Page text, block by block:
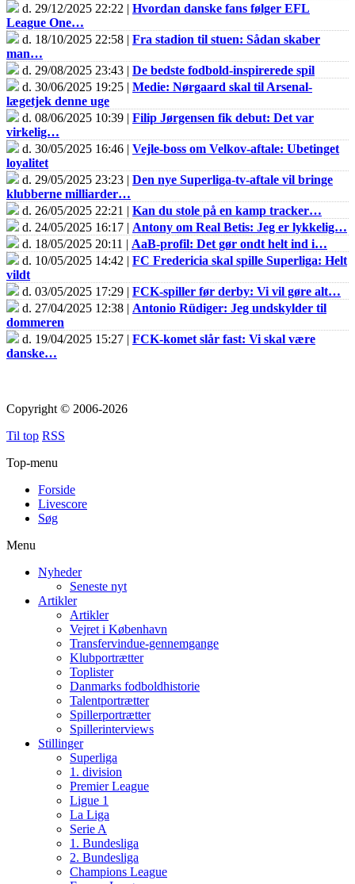
d. 29/12/2025 22:22 | Hvordan danske fans følger EFL
League One…
d. 18/10/2025 22:58 | Fra stadion til stuen: Sådan skaber
man…
d. 29/08/2025 23:43 | De bedste fodbold-inspirerede spil
d. 30/06/2025 19:25 | Medie: Nørgaard skal til Arsenal-
lægetjek denne uge
d. 08/06/2025 10:39 | Filip Jørgensen fik debut: Det var
virkelig…
d. 30/05/2025 16:46 | Vejle-boss om Velkov-aftale: Ubetinget
loyalitet
d. 29/05/2025 23:23 | Den nye Superliga-tv-aftale vil bringe
klubberne milliarder…
d. 26/05/2025 22:21 | Kan du stole på en kamp tracker…
d. 24/05/2025 16:17 | Antony om Real Betis: Jeg er lykkelig…
d. 18/05/2025 20:11 | AaB-profil: Det gør ondt helt ind i…
d. 10/05/2025 14:42 | FC Fredericia skal spille Superliga: Helt
vildt
d. 03/05/2025 17:29 | FCK-spiller før derby: Vi vil gøre alt…
d. 27/04/2025 12:38 | Antonio Rüdiger: Jeg undskylder til
dommeren
d. 19/04/2025 15:27 | FCK-komet slår fast: Vi skal være
danske…
Copyright © 2006-2026
Til top RSS
Top-menu
Forside
Livescore
Søg
Menu
Nyheder
Seneste nyt
Artikler
Artikler
Vejret i København
Transfervindue-gennemgange
Klubportrætter
Toplister
Danmarks fodboldhistorie
Talentportrætter
Spillerportrætter
Spillerinterviews
Stillinger
Superliga
1. division
Premier League
Ligue 1
La Liga
Serie A
1. Bundesliga
2. Bundesliga
Champions League